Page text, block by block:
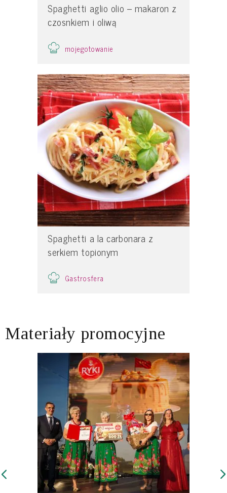
Spaghetti aglio olio – makaron z
czosnkiem i oliwą
mojegotowanie
Spaghetti a la carbonara z
serkiem topionym
Gastrosfera
Materiały promocyjne